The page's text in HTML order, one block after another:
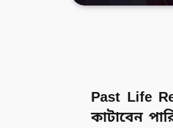
Past Life
কাটাবেন